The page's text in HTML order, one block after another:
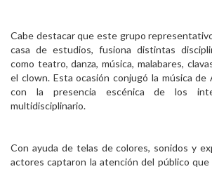
Alumni
Visitantes
Cabe destacar que este grupo
casa de estudios, fusiona distintas
como teatro, danza, música, malabares,
el clown. Esta ocasión conjugó la música de
con la presencia escénica de los
multidisciplinario.
Con ayuda de telas de colores, sonidos y
actores captaron la atención del público